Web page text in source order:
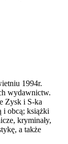
1994r.
wydawnictw.
Zysk i S-ka
i obcą; książki
kryminały,
a także